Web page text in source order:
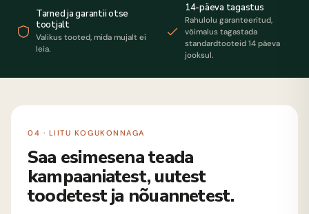
Tarned ja garantii otse
tootjalt
Valikus tooted, mida mujalt ei
leia.
14-päeva tagastus
Rahulolu garanteeritud,
võimalus tagastada
standardtooteid 14 päeva
jooksul.
04 · LIITU KOGUKONNAGA
Saa esimesena teada
kampaaniatest, uutest
toodetest ja nõuannetest.